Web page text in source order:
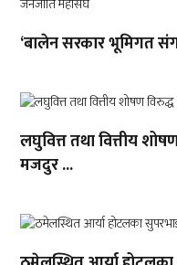
‘बालेन सरकार भूमिगत
लघुवित्त तथा वित्तीय
मजदुर ...